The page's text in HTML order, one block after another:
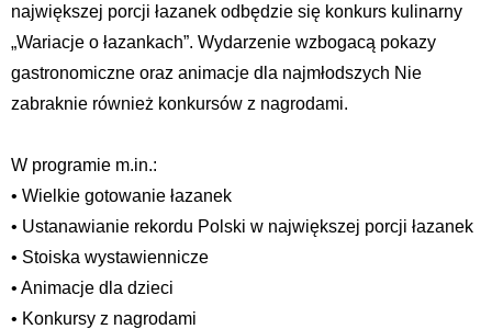
największej porcji łazanek odbędzie się konkurs kulinarny
„Wariacje o łazankach”. Wydarzenie wzbogacą pokazy
gastronomiczne oraz animacje dla najmłodszych Nie
zabraknie również konkursów z nagrodami.
W programie m.in.:
• Wielkie gotowanie łazanek
• Ustanawianie rekordu Polski w największej porcji łazanek
• Stoiska wystawiennicze
• Animacje dla dzieci
• Konkursy z nagrodami